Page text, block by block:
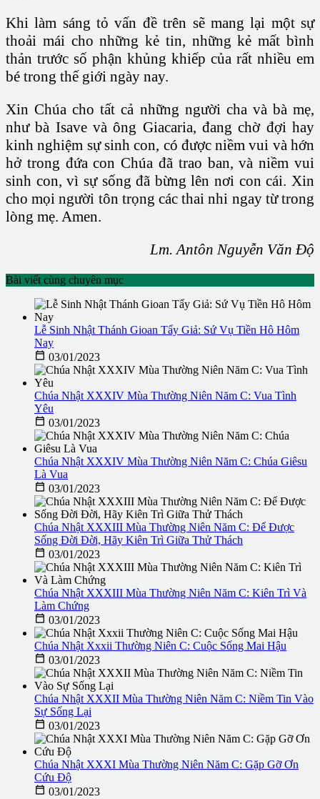
Khi làm sáng tỏ vấn đề trên sẽ mang lại một sự
thoải mái cho những kẻ tin, những kẻ mất bình
thản trước số phận khủng khiếp của rất nhiều em
bé trong thế giới ngày nay.
Xin Chúa cho tất cả những người cha và bà mẹ,
như bà Isave và ông Giacaria, đang chờ đợi hay
kinh nghiệm sự sinh con, có được niềm vui và hớn
hở trong đứa con Chúa đã trao ban, và niềm vui
sinh con, vì sự sống đã bừng lên nơi con cái. Xin
cho mọi người tôn trọng các thai nhi ngay từ trong
lòng mẹ. Amen.
Lm. Antôn Nguyễn Văn Độ
Bài viết cùng chuyên mục
Lễ Sinh Nhật Thánh Gioan Tẩy Giả: Sứ Vụ Tiền Hô Hôm
Nay
 03/01/2023
Chúa Nhật XXXIV Mùa Thường Niên Năm C: Vua Tình
Yêu
 03/01/2023
Chúa Nhật XXXIV Mùa Thường Niên Năm C: Chúa Giêsu
Là Vua
 03/01/2023
Chúa Nhật XXXIII Mùa Thường Niên Năm C: Để Được
Sống Đời Đời, Hãy Kiên Trì Giữa Thử Thách
 03/01/2023
Chúa Nhật XXXIII Mùa Thường Niên Năm C: Kiên Trì Và
Làm Chứng
 03/01/2023
Chúa Nhật Xxxii Thường Niên C: Cuộc Sống Mai Hậu
 03/01/2023
Chúa Nhật XXXII Mùa Thường Niên Năm C: Niềm Tin Vào
Sự Sống Lại
 03/01/2023
Chúa Nhật XXXI Mùa Thường Niên Năm C: Gặp Gỡ Ơn
Cứu Độ
 03/01/2023